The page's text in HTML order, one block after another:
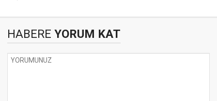
HABERE YORUM KAT